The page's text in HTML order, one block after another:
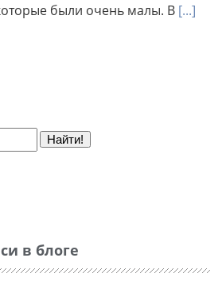
были очень малы. В [...]
Найти!
в блоге